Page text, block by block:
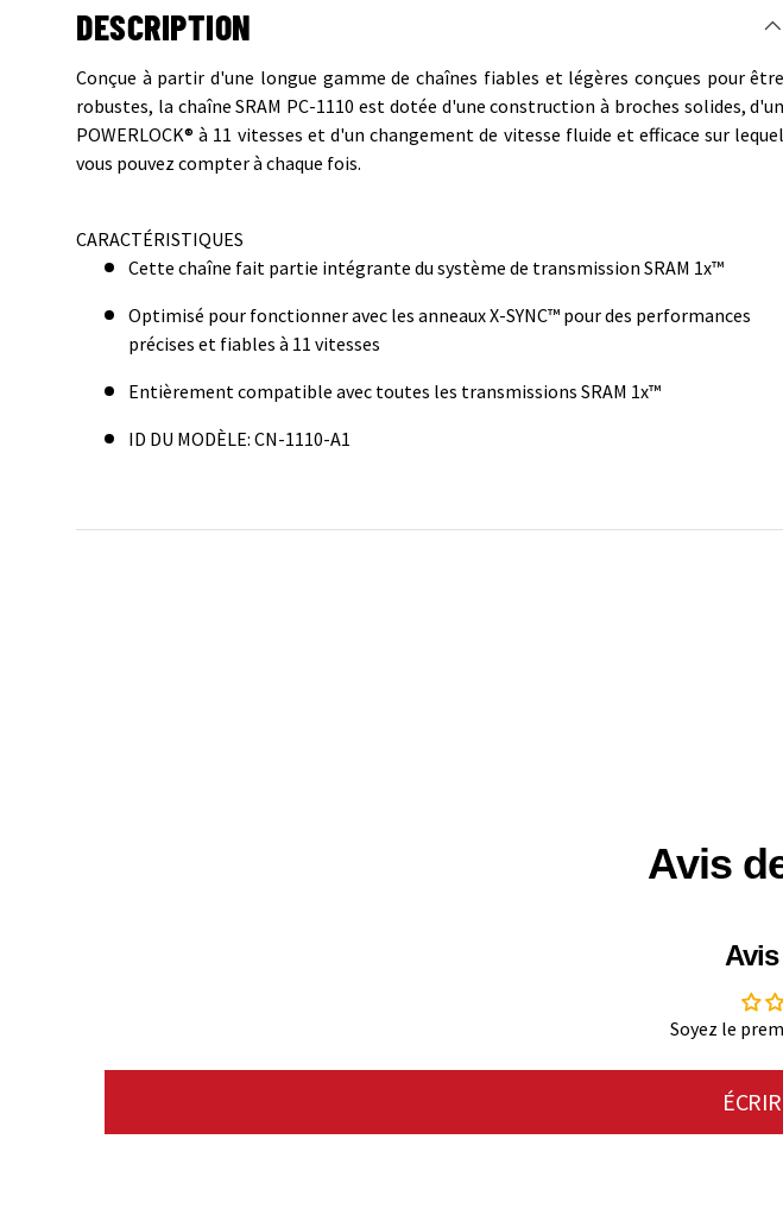
DESCRIPTION
Conçue à partir d'une longue gamme de chaînes fiables et légères conçues pour être
robustes, la chaîne SRAM PC-1110 est dotée d'une construction à broches solides, d'un
POWERLOCK® à 11 vitesses et d'un changement de vitesse fluide et efficace sur lequel
vous pouvez compter à chaque fois.
CARACTÉRISTIQUES
Cette chaîne fait partie intégrante du système de transmission SRAM 1x™
Optimisé pour fonctionner avec les anneaux X-SYNC™ pour des performances
précises et fiables à 11 vitesses
Entièrement compatible avec toutes les transmissions SRAM 1x™
ID DU MODÈLE: CN-1110-A1
Avis
Soyez le